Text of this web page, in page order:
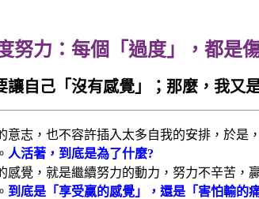
讓自己「沒有感覺」；那麼，我又
意志，也不容許插入太多自我的安排，於
人活著，到底是為了什麼?
感覺，就是繼續努力的動力，努力不辛苦
到底是「享受贏的感覺」，還是「害怕輸的